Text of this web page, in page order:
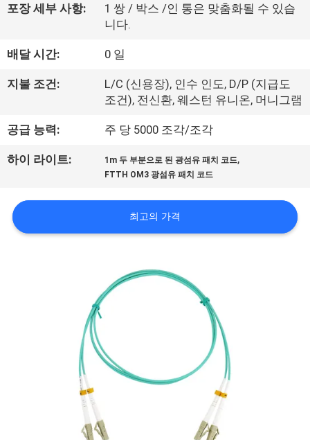
에
하
여
장
여
행
포장 세부 사항:
1 쌍 / 박스 /인 통은 맞춤화될 수 있습
니다.
배달 시간: 0 일
지불 조건:
L/C (신용장), 인수 인도, D/P (지급도
조건), 전신환, 웨스턴 유니온, 머니그램
공급 능력: 주 당 5000 조각/조각
하이 라이트: 1m 두 부분으로 된 광섬유 패치 코드,
FTTH OM3 광섬유 패치 코드
최고의 가격